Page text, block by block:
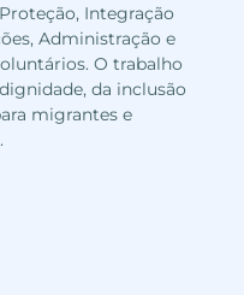
Integração
Administração e
O trabalho
da inclusão
migrantes e